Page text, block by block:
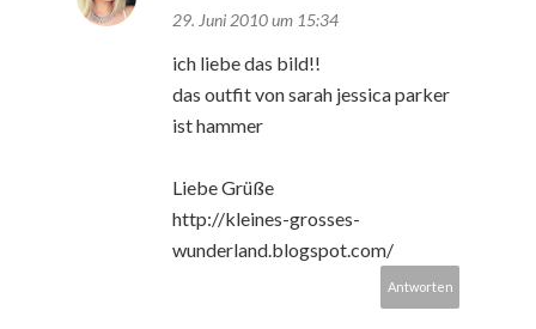
29. Juni 2010 um 15:34
ich liebe das bild!!
das outfit von sarah jessica parker
ist hammer
Liebe Grüße
http://kleines-grosses-
wunderland.blogspot.com/
Antworten